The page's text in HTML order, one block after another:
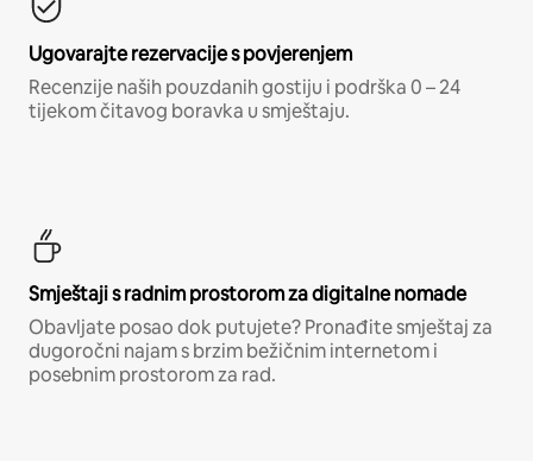
Ugovarajte rezervacije s povjerenjem
Recenzije naših pouzdanih gostiju i podrška 0 – 24
tijekom čitavog boravka u smještaju.
Smještaji s radnim prostorom za digitalne nomade
Obavljate posao dok putujete? Pronađite smještaj za
dugoročni najam s brzim bežičnim internetom i
posebnim prostorom za rad.